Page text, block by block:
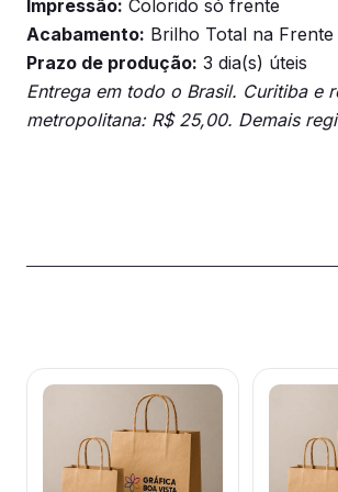
Impressão: Colorido só frente
Acabamento: Brilho Total na Frente
Prazo de produção: 3 dia(s) úteis
Entrega em todo o Brasil. Curitiba e
metropolitana: R$ 25,00. Demais
Este
várias
Este
várias